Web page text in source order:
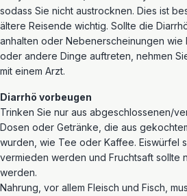
sodass Sie nicht austrocknen. Dies ist
ältere Reisende wichtig. Sollte die
anhalten oder Nebenerscheinungen wie
oder andere Dinge auftreten, nehmen
mit einem Arzt.
Diarrhö vorbeugen
Trinken Sie nur aus abgeschlossenen/
Dosen oder Getränke, die aus
wurden, wie Tee oder Kaffee. Eiswürfel
vermieden werden und Fruchtsaft sollte
werden.
Nahrung, vor allem Fleisch und Fisch,